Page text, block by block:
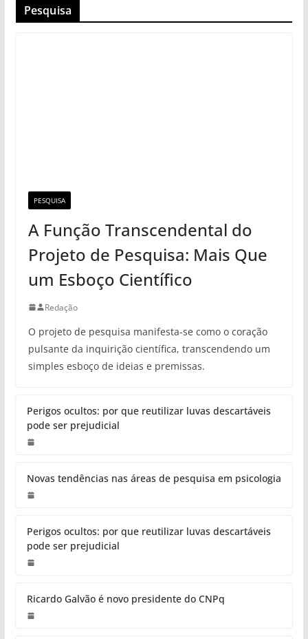
Pesquisa
PESQUISA
A Função Transcendental do
Projeto de Pesquisa: Mais Que
um Esboço Científico
Redação
O projeto de pesquisa manifesta-se como o coração
pulsante da inquirição científica, transcendendo um
simples esboço de ideias e premissas.
Perigos ocultos: por que reutilizar luvas descartáveis
pode ser prejudicial
Novas tendências nas áreas de pesquisa em psicologia
Perigos ocultos: por que reutilizar luvas descartáveis
pode ser prejudicial
Ricardo Galvão é novo presidente do CNPq